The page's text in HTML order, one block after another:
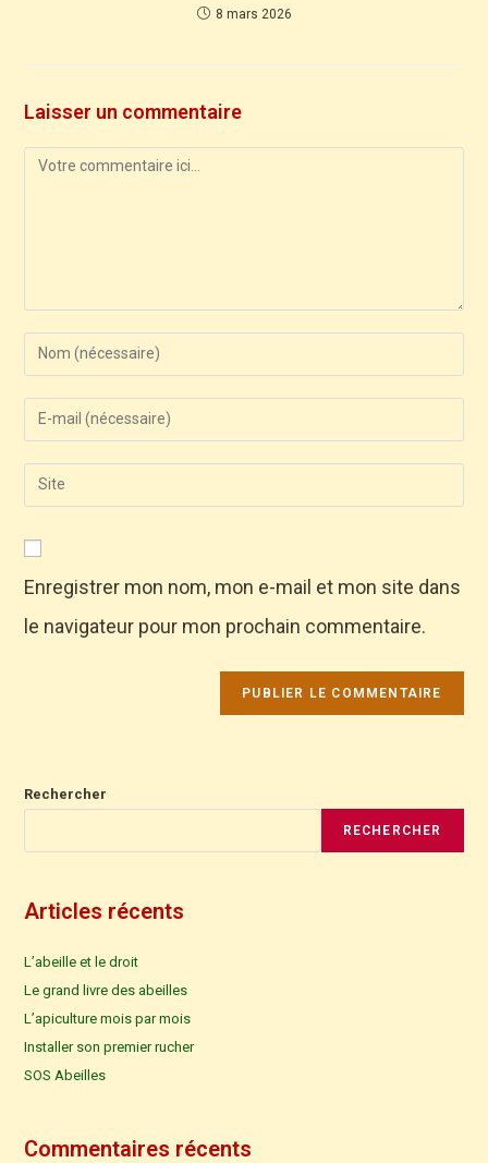
8 mars 2026
Laisser un commentaire
Enregistrer mon nom, mon e-mail et mon site dans
le navigateur pour mon prochain commentaire.
Rechercher
RECHERCHER
Articles récents
L’abeille et le droit
Le grand livre des abeilles
L’apiculture mois par mois
Installer son premier rucher
SOS Abeilles
Commentaires récents